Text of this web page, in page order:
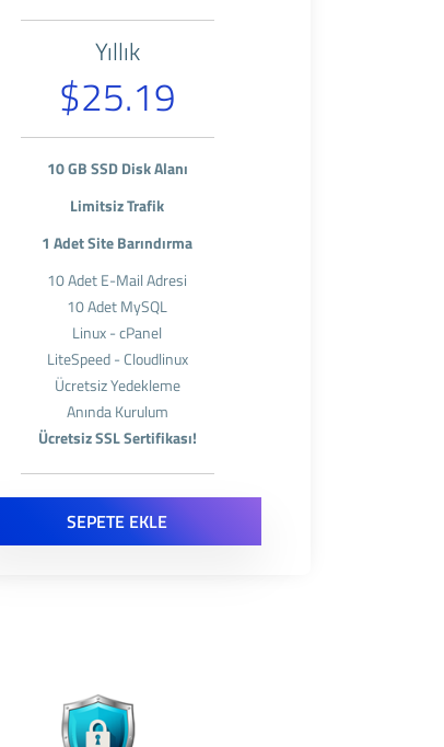
Yıllık
$25.19
10 GB SSD Disk Alanı
Limitsiz Trafik
1 Adet Site Barındırma
10 Adet E-Mail Adresi
10 Adet MySQL
Linux - cPanel
LiteSpeed - Cloudlinux
Ücretsiz Yedekleme
Anında Kurulum
Ücretsiz SSL Sertifikası!
SEPETE EKLE